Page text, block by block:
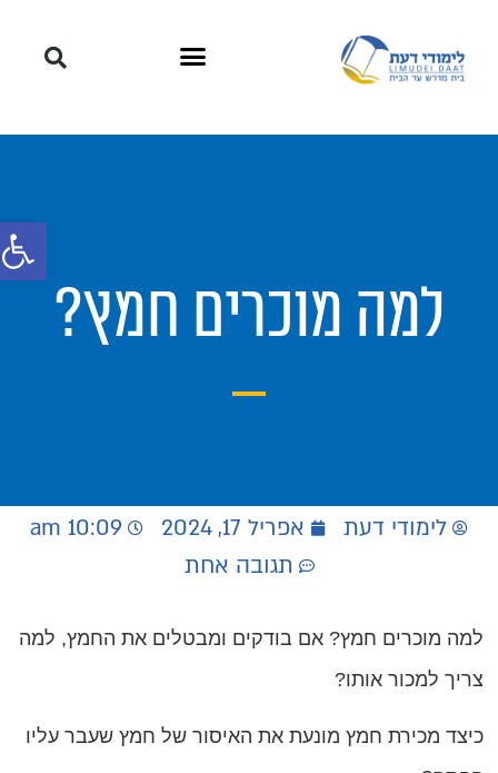
פתח
למה מוכרים חמץ?
לימודי דעת אפריל 17, 2024
10:09 am
תגובה אחת
למה מוכרים חמץ? אם בודקים ומבטלים את החמץ, למה
צריך למכור אותו?
כיצד מכירת חמץ מונעת את האיסור של חמץ שעבר עליו